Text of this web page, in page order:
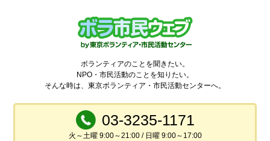
ボランティアのことを聞きたい。
NPO・市民活動のことを知りたい。
そんな時は、東京ボランティア・市民活動センターへ。
03-3235-1171
火～土曜 9:00～21:00 / 日曜 9:00～17:00